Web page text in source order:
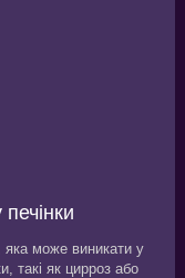
яка може виникати у
такі як цирроз або